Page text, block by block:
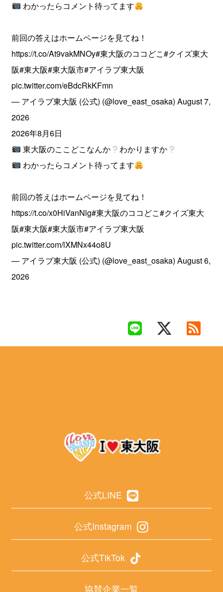
わかったらコメント待ってます
前回の答えはホームページを見てね！
https://t.co/At9vakMNOy#東大阪のココどこ#クイズ東大
阪#東大阪#東大阪市#アイラブ東大阪
pic.twitter.com/eBdcRkKFmn
— アイラブ東大阪 (公式) (@love_east_osaka)August 7,
2026
2026年8月6日
東大阪のここどこなんか
わかりますか
わかったらコメント待ってます
前回の答えはホームページを見てね！
https://t.co/x0HiVanNlg#東大阪のココどこ#クイズ東大
阪#東大阪#東大阪市#アイラブ東大阪
pic.twitter.com/lXMNx44o8U
— アイラブ東大阪 (公式) (@love_east_osaka)August 6,
2026
公式LINE
公式Instagram
公式TikTok
協賛企業一覧